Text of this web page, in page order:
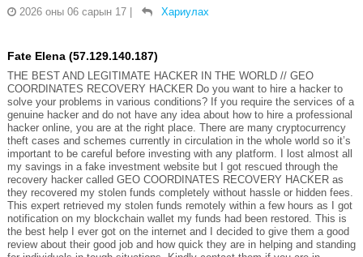
2026 оны 06 сарын 17
Хариулах
Fate Elena (57.129.140.187)
THE BEST AND LEGITIMATE HACKER IN THE WORLD // GEO
COORDINATES RECOVERY HACKER Do you want to hire a hacker to
solve your problems in various conditions? If you require the services of a
genuine hacker and do not have any idea about how to hire a professional
hacker online, you are at the right place. There are many cryptocurrency
theft cases and schemes currently in circulation in the whole world so it’s
important to be careful before investing with any platform. I lost almost all
my savings in a fake investment website but I got rescued through the
recovery hacker called GEO COORDINATES RECOVERY HACKER as
they recovered my stolen funds completely without hassle or hidden fees.
This expert retrieved my stolen funds remotely within a few hours as I got
notification on my blockchain wallet my funds had been restored. This is
the best help I ever got on the internet and I decided to give them a good
review about their good job and how quick they are in helping and standing